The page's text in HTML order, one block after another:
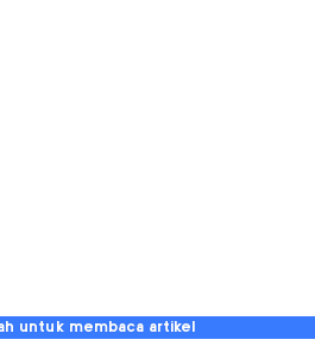
untuk membaca artikel